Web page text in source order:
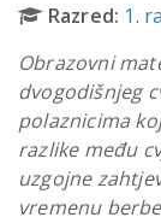
Razred: 1.
Obrazovni
dvogodišnjeg
polaznicima
razlike među
uzgojne
vremenu